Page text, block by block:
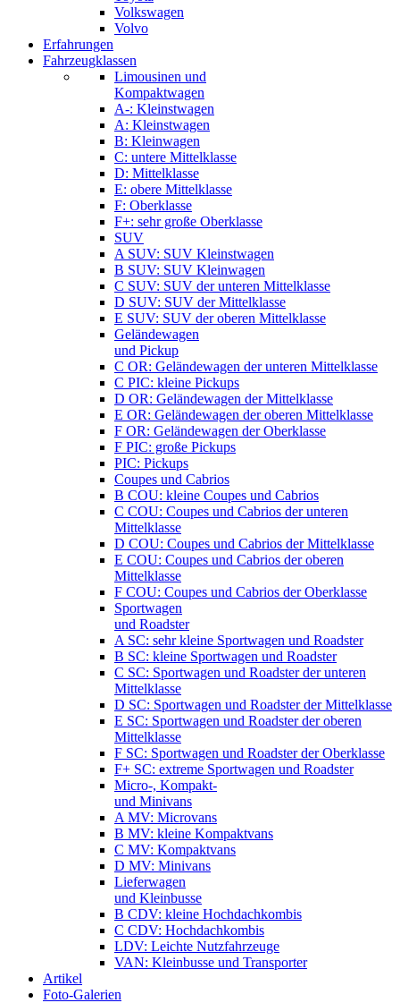
Volkswagen
Volvo
Erfahrungen
Fahrzeugklassen
Limousinen und
Kompaktwagen
A-: Kleinstwagen
A: Kleinstwagen
B: Kleinwagen
C: untere Mittelklasse
D: Mittelklasse
E: obere Mittelklasse
F: Oberklasse
F+: sehr große Oberklasse
SUV
A SUV: SUV Kleinstwagen
B SUV: SUV Kleinwagen
C SUV: SUV der unteren Mittelklasse
D SUV: SUV der Mittelklasse
E SUV: SUV der oberen Mittelklasse
Geländewagen
und Pickup
C OR: Geländewagen der unteren Mittelklasse
C PIC: kleine Pickups
D OR: Geländewagen der Mittelklasse
E OR: Geländewagen der oberen Mittelklasse
F OR: Geländewagen der Oberklasse
F PIC: große Pickups
PIC: Pickups
Coupes und Cabrios
B COU: kleine Coupes und Cabrios
C COU: Coupes und Cabrios der unteren
Mittelklasse
D COU: Coupes und Cabrios der Mittelklasse
E COU: Coupes und Cabrios der oberen
Mittelklasse
F COU: Coupes und Cabrios der Oberklasse
Sportwagen
und Roadster
A SC: sehr kleine Sportwagen und Roadster
B SC: kleine Sportwagen und Roadster
C SC: Sportwagen und Roadster der unteren
Mittelklasse
D SC: Sportwagen und Roadster der Mittelklasse
E SC: Sportwagen und Roadster der oberen
Mittelklasse
F SC: Sportwagen und Roadster der Oberklasse
F+ SC: extreme Sportwagen und Roadster
Micro-, Kompakt-
und Minivans
A MV: Microvans
B MV: kleine Kompaktvans
C MV: Kompaktvans
D MV: Minivans
Lieferwagen
und Kleinbusse
B CDV: kleine Hochdachkombis
C CDV: Hochdachkombis
LDV: Leichte Nutzfahrzeuge
VAN: Kleinbusse und Transporter
Artikel
Foto-Galerien